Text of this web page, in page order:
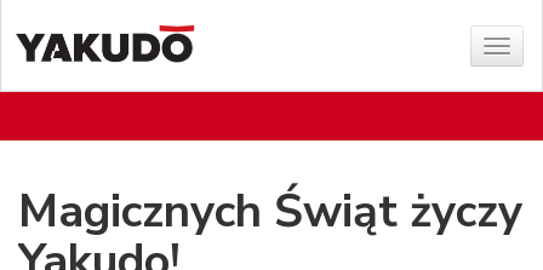
menu
Magicznych Świąt życzy